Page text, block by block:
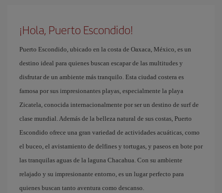
¡Hola, Puerto Escondido!
Puerto Escondido, ubicado en la costa de Oaxaca, México, es un
destino ideal para quienes buscan escapar de las multitudes y
disfrutar de un ambiente más tranquilo. Esta ciudad costera es
famosa por sus impresionantes playas, especialmente la playa
Zicatela, conocida internacionalmente por ser un destino de surf de
clase mundial. Además de la belleza natural de sus costas, Puerto
Escondido ofrece una gran variedad de actividades acuáticas, como
el buceo, el avistamiento de delfines y tortugas, y paseos en bote por
las tranquilas aguas de la laguna Chacahua. Con su ambiente
relajado y su impresionante entorno, es un lugar perfecto para
quienes buscan tanto aventura como descanso.